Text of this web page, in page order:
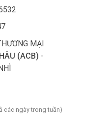
MẠI
(ACB) -
các ngày trong tuần)